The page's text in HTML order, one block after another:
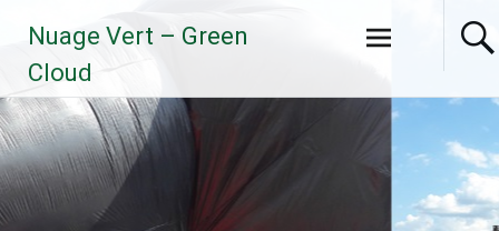
contenu
principal
Nuage Vert – Green
Cloud